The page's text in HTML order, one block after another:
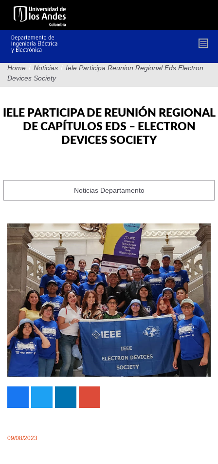
Pasar
contenido
principal
Home / Noticias / Iele Participa Reunion Regional Eds Electron
Devices Society
IELE PARTICIPA DE REUNIÓN REGIONAL
DE CAPÍTULOS EDS – ELECTRON
DEVICES SOCIETY
Noticias Departamento
09/08/2023